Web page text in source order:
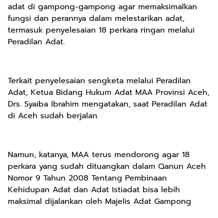
adat di gampong-gampong agar memaksimalkan
fungsi dan perannya dalam melestarikan adat,
termasuk penyelesaian 18 perkara ringan melalui
Peradilan Adat.
Terkait penyelesaian sengketa melalui Peradilan
Adat, Ketua Bidang Hukum Adat MAA Provinsi Aceh,
Drs. Syaiba Ibrahim mengatakan, saat Peradilan Adat
di Aceh sudah berjalan.
Namun, katanya, MAA terus mendorong agar 18
perkara yang sudah dituangkan dalam Qanun Aceh
Nomor 9 Tahun 2008 Tentang Pembinaan
Kehidupan Adat dan Adat Istiadat bisa lebih
maksimal dijalankan oleh Majelis Adat Gampong